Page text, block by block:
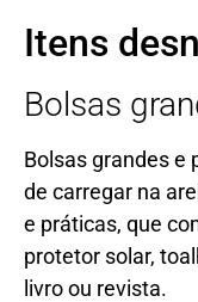
Itens
Bolsas
Bolsas grandes e
de carregar na
e práticas, que
protetor solar,
livro ou revista.